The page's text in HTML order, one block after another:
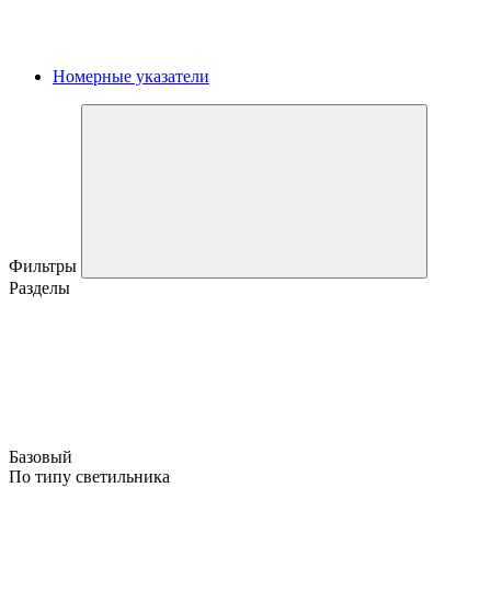
Номерные указатели
Фильтры
Разделы
Базовый
По типу светильника